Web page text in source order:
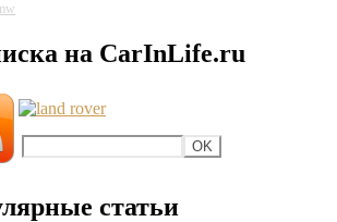
на CarInLife.ru
статьи